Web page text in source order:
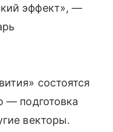
эффект», —
состоятся
— подготовка
векторы.